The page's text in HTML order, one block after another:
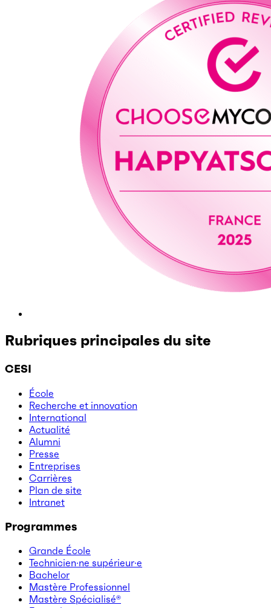
Rubriques principales du site
CESI
École
Recherche et innovation
International
Actualité
Alumni
Presse
Entreprises
Carrières
Plan de site
Intranet
Programmes
Grande École
Technicien·ne supérieur·e
Bachelor
Mastère Professionnel
Mastère Spécialisé®